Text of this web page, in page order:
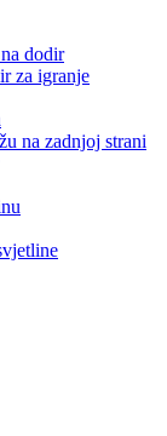
dodir
za igranje
na zadnjoj strani